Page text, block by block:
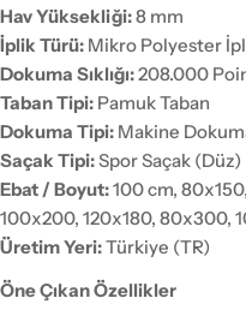
Hav Yüksekliği:8 mm
İplik Türü: Mikro Polyester
Dokuma Sıklığı:208.000
Taban Tipi: Pamuk Taban
Dokuma Tipi: Makine
Saçak Tipi:Spor Saçak (Düz)
Ebat / Boyut:100 cm,
100x200, 120x180, 80x300,
Üretim Yeri:Türkiye (TR)
Öne Çıkan Özellikler